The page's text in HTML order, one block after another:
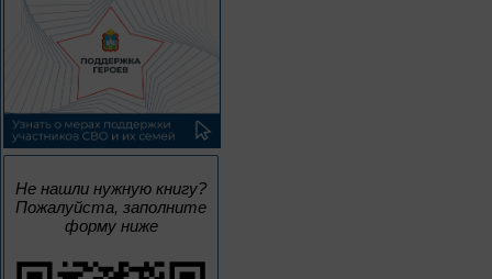
Не нашли нужную книгу?
Пожалуйста, заполните
форму ниже